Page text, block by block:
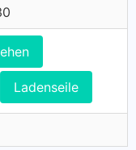
Ladenseile